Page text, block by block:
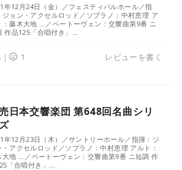
年12月24日（金）／フェスティバルホール／指
ジョン・アクセルロッド／ソプラノ：中村恵理 ア
：藤木大地 ...／ベートーヴェン：交響曲第9番 ニ
作品125「合唱付き」...
1 レビューを書く
日本交響楽団 第648回名曲シリ
年12月23日（木）／サントリーホール／指揮：ジ
・アクセルロッド／ソプラノ：中村恵理 アルト：
大地 ...／ベートーヴェン：交響曲第9番 ニ短調 作
「合唱付き」...